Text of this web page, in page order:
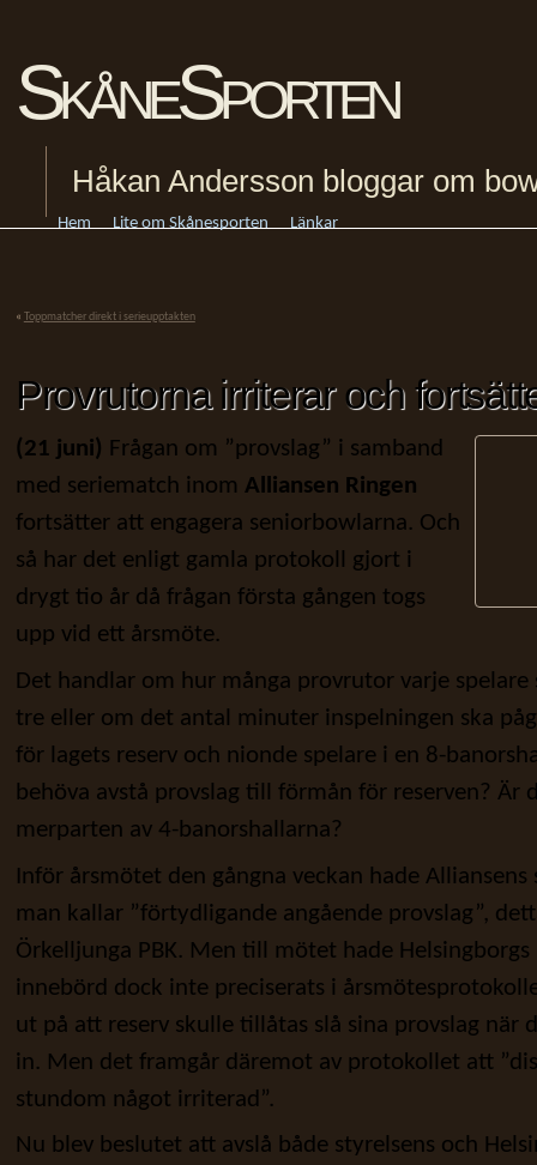
SkåneSporten
Håkan Andersson bloggar om
Hem Lite om Skånesporten Länkar
« Toppmatcher direkt i serieupptakten
Provrutorna irriterar och
(21 juni) Frågan om ”provslag” i samband
med seriematch inom Alliansen Ringen
fortsätter att engagera seniorbowlarna. Och
så har det enligt gamla protokoll gjort i
drygt tio år då frågan första gången togs
upp vid ett årsmöte.
Det handlar om hur många provrutor varje spelare
tre eller om det antal minuter inspelningen ska
för lagets reserv och nionde spelare i en 8-
behöva avstå provslag till förmån för reserven? Är
merparten av 4-banorshallarna?
Inför årsmötet den gångna veckan hade
man kallar ”förtydligande angående provslag”,
Örkelljunga PBK. Men till mötet hade Helsingborgs
innebörd dock inte preciserats i
ut på att reserv skulle tillåtas slå sina provslag när
in. Men det framgår däremot av protokollet att
stundom något irriterad”.
Nu blev beslutet att avslå både styrelsens och